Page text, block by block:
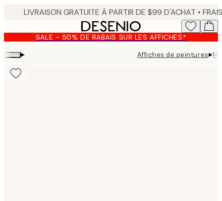
content.SALE - 50% DE RABAIS SUR LES AFFICHES*
▸ Affiches de peintures▸